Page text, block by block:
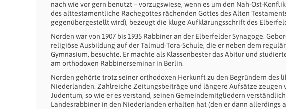
nach wie vor gern benutzt – vorzugswiese, wenn es um den Nah-Ost-
des alttestamentliche Rachegottes rächenden Gottes des Alten
gegenübergestellt wird), bezeugt die kluge Aufklärungsschrift des
Norden war von 1907 bis 1935 Rabbiner an der Elberfelder Synagoge.
religiöse Ausbildung auf der Talmud-Tora-Schule, die er neben dem
Gymnasium, besuchte. Er machte als Klassenbester das Abitur und
am orthodoxen Rabbinerseminar in Berlin.
Norden gehörte trotz seiner orthodoxen Herkunft zu den Begründern des
Niederlanden. Zahlreiche Zeitungsbeiträge und längere Aufsätze zeugen
Judentum, so wie er es verstand, seinen Gemeindemitgliedern
Landesrabbiner in den Niederlanden erhalten hat (den er dann allerdings